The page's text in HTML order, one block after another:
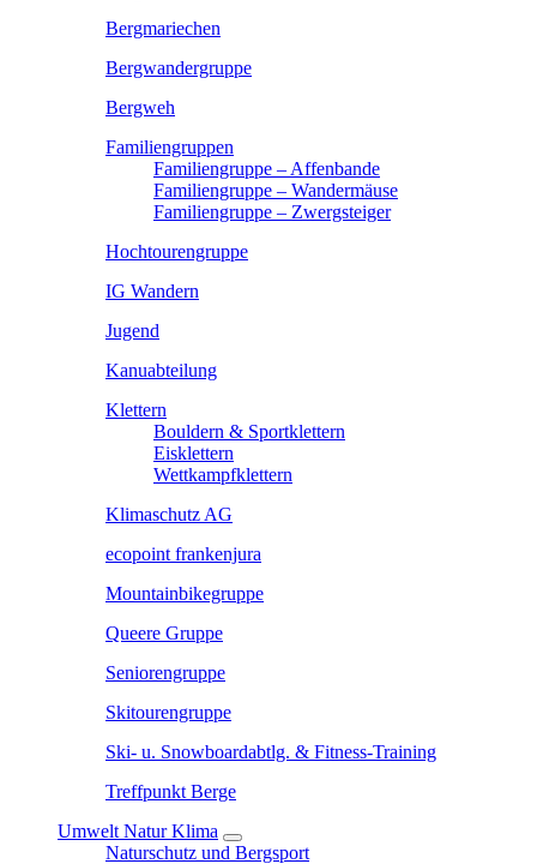
Bergmariechen
Bergwandergruppe
Bergweh
Familiengruppen
Familiengruppe – Affenbande
Familiengruppe – Wandermäuse
Familiengruppe – Zwergsteiger
Hochtourengruppe
IG Wandern
Jugend
Kanuabteilung
Klettern
Bouldern & Sportklettern
Eisklettern
Wettkampfklettern
Klimaschutz AG
ecopoint frankenjura
Mountainbikegruppe
Queere Gruppe
Seniorengruppe
Skitourengruppe
Ski- u. Snowboardabtlg. & Fitness-Training
Treffpunkt Berge
Umwelt Natur Klima
Naturschutz und Bergsport